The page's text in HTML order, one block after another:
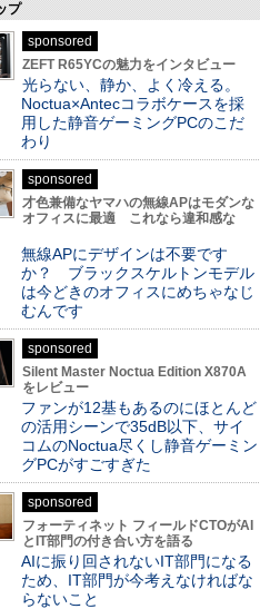
プ
sponsored
ZEFT R65YCの魅力をインタビュー
光らない、静か、よく冷える。
Noctua×Antecコラボケースを採
用した静音ゲーミングPCのこだ
わり
sponsored
才色兼備なヤマハの無線APはモダンな
オフィスに最適 これなら違和感な
無線APにデザインは不要です
か？ ブラックスケルトンモデル
は今どきのオフィスにめちゃなじ
むんです
sponsored
Silent Master Noctua Edition X870A
をレビュー
ファンが12基もあるのにほとんど
の活用シーンで35dB以下、サイ
コムのNoctua尽くし静音ゲーミン
グPCがすごすぎた
sponsored
フォーティネット フィールドCTOがAI
とIT部門の付き合い方を語る
AIに振り回されないIT部門になる
ため、IT部門が今考えなければな
らないこと